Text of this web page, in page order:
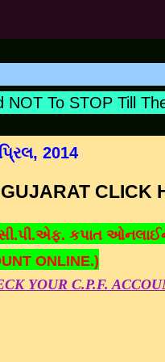
To STOP Till The
2014
CLICK
સી.પી.એફ. કપાત
ONLINE.)
YOUR C.P.F.